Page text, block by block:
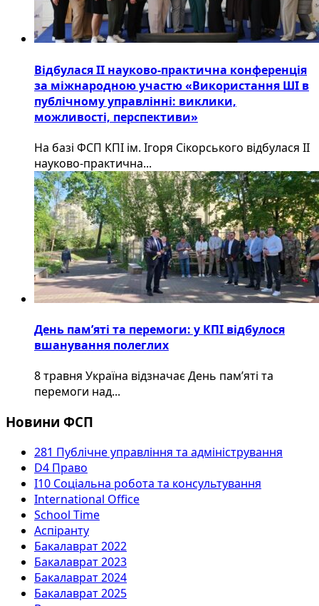
Відбулася ІІ науково-практична конференція
за міжнародною участю «Використання ШІ в
публічному управлінні: виклики,
можливості, перспективи»
На базі ФСП КПІ ім. Ігоря Сікорського відбулася ІІ
науково-практична...
День пам’яті та перемоги: у КПІ відбулося
вшанування полеглих
8 травня Україна відзначає День пам’яті та
перемоги над...
Новини ФСП
281 Публічне управління та адміністрування
D4 Право
I10 Соціальна робота та консультування
International Office
School Time
Аспіранту
Бакалаврат 2022
Бакалаврат 2023
Бакалаврат 2024
Бакалаврат 2025